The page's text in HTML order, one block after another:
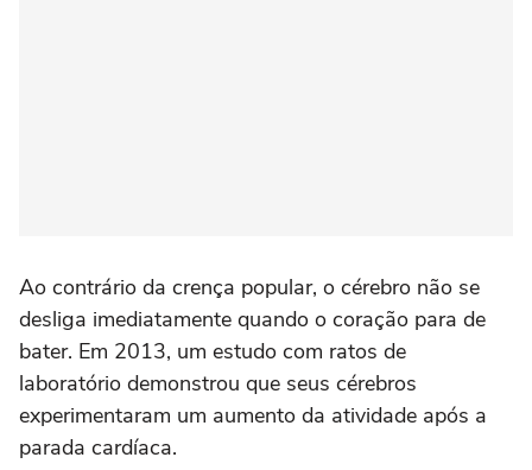
Ao contrário da crença popular, o cérebro não se
desliga imediatamente quando o coração para de
bater. Em 2013, um estudo com ratos de
laboratório demonstrou que seus cérebros
experimentaram um aumento da atividade após a
parada cardíaca.